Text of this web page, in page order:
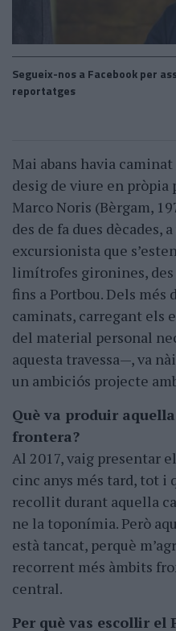
Segueix-nos a Facebook per
reportatges
Mai abans havia
desig de viure en
Marco Noris (Bèrgam,
des de fa dues dècades,
excursionista que
limítrofes gironines,
fins a Portbou. Dels més
caminats, carregant els
del material personal
aquesta travessa—, va
un ambiciós projecte
Què va produir
frontera?
Al 2017, vaig presentar
cinc anys més tard, tot i
recollit durant aquella
ne la toponímia. Però
està tancat, perquè
recorrent més àmbits
central.
Per què vas escollir